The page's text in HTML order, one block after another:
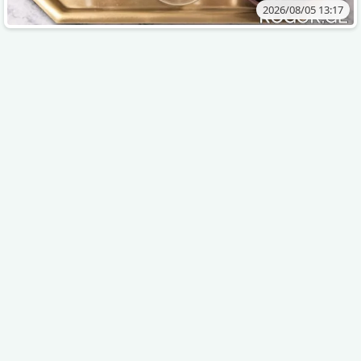
2026/08/05 13:17